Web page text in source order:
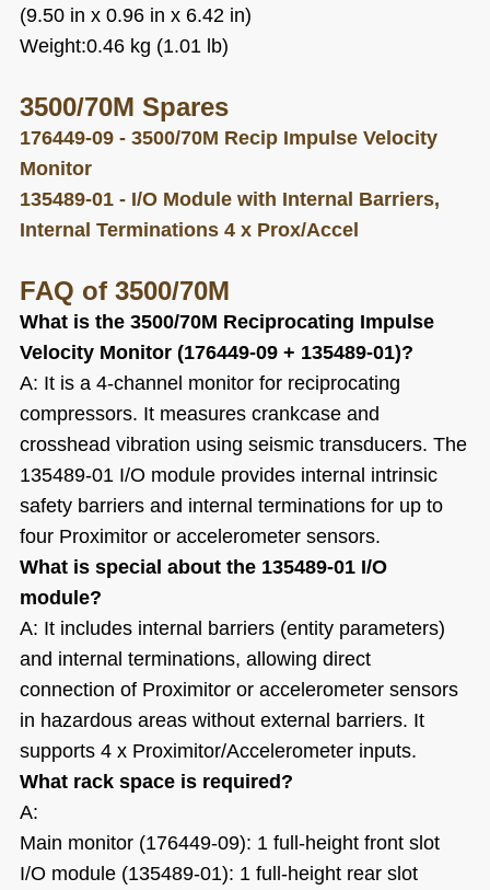
(9.50 in x 0.96 in x 6.42 in)
Weight:0.46 kg (1.01 lb)
3500/70M Spares
176449-09- 3500/70M Recip Impulse Velocity
Monitor
135489-01- I/O Module with Internal Barriers,
Internal Terminations 4 x Prox/Accel
FAQ of 3500/70M
What is the 3500/70M Reciprocating Impulse
Velocity Monitor (176449-09 + 135489-01)?
A: It is a 4‑channel monitor for reciprocating
compressors. It measures crankcase and
crosshead vibration using seismic transducers. The
135489-01 I/O module provides internal intrinsic
safety barriers and internal terminations for up to
four Proximitor or accelerometer sensors.
What is special about the 135489-01 I/O
module?
A: It includes internal barriers (entity parameters)
and internal terminations, allowing direct
connection of Proximitor or accelerometer sensors
in hazardous areas without external barriers. It
supports 4 x Proximitor/Accelerometer inputs.
What rack space is required?
A:
Main monitor (176449-09): 1 full‑height front slot
I/O module (135489-01): 1 full‑height rear slot